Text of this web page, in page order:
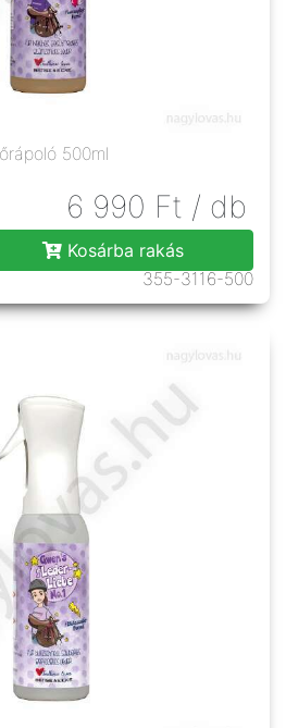
500ml
6 990 Ft / db
Kosárba rakás
355-3116-500